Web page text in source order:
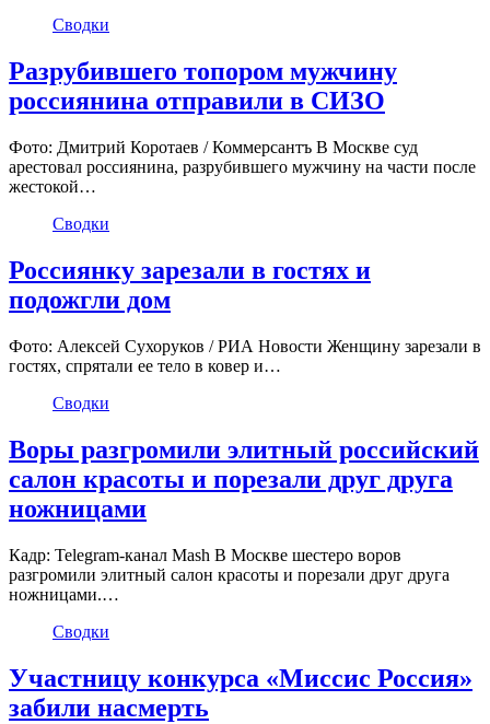
Сводки
Разрубившего топором мужчину
россиянина отправили в СИЗО
Фото: Дмитрий Коротаев / Коммерсантъ В Москве суд
арестовал россиянина, разрубившего мужчину на части после
жестокой…
Сводки
Россиянку зарезали в гостях и
подожгли дом
Фото: Алексей Сухоруков / РИА Новости Женщину зарезали в
гостях, спрятали ее тело в ковер и…
Сводки
Воры разгромили элитный российский
салон красоты и порезали друг друга
ножницами
Кадр: Telegram-канал Mash В Москве шестеро воров
разгромили элитный салон красоты и порезали друг друга
ножницами.…
Сводки
Участницу конкурса «Миссис Россия»
забили насмерть